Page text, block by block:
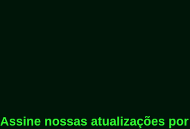
Assine nossas atualizações